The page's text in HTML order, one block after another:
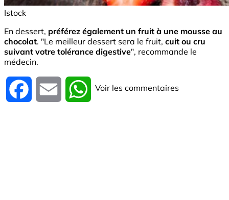
Istock
En dessert, préférez également un fruit à une mousse au
chocolat. "Le meilleur dessert sera le fruit, cuit ou cru
suivant votre tolérance digestive", recommande le
médecin.
Facebook Email WhatsApp
Voir les commentaires